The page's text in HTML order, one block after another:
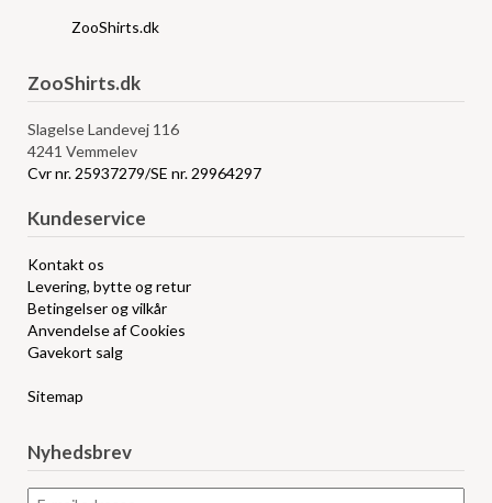
ZooShirts.dk
ZooShirts.dk
Slagelse Landevej 116
4241 Vemmelev
Cvr nr. 25937279/SE nr. 29964297
Kundeservice
Kontakt os
Levering, bytte og retur
Betingelser og vilkår
Anvendelse af Cookies
Gavekort salg
Sitemap
Nyhedsbrev